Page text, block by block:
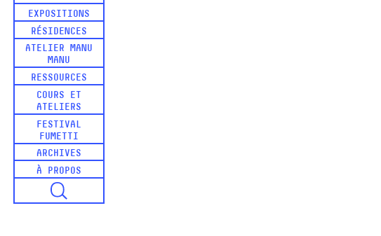
EXPOSITIONS
RÉSIDENCES
ATELIER MANU
MANU
RESSOURCES
COURS ET
ATELIERS
FESTIVAL
FUMETTI
ARCHIVES
À PROPOS